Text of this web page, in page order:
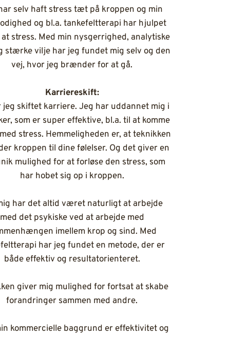
selv haft stress tæt på kroppen og min
og bl.a. tankefeltterapi har hjulpet
stress. Med min nysgerrighed, analytiske
stærke vilje har jeg fundet mig selv og den
vej, hvor jeg brænder for at gå.
Karriereskift:
jeg skiftet karriere. Jeg har uddannet mig i
som er super effektive, bl.a. til at komme
stress. Hemmeligheden er, at teknikken
kroppen til dine følelser. Og det giver en
mulighed for at forløse den stress, som
har hobet sig op i kroppen.
har det altid været naturligt at arbejde
med det psykiske ved at arbejde med
imellem krop og sind. Med
har jeg fundet en metode, der er
både effektiv og resultatorienteret.
giver mig mulighed for fortsat at skabe
forandringer sammen med andre.
kommercielle baggrund er effektivitet og